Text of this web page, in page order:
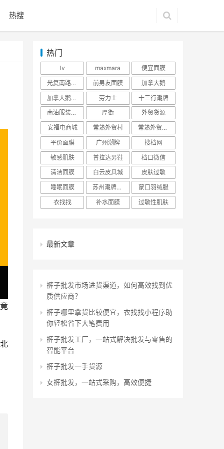
热搜
热门
lv maxmara
便宜面膜
光复南路潮牌
前男友面膜
加拿大鹅
加拿大鹅羽绒服
劳力士
十三行潮牌
南油服装批发市场
厚街
外贸货源
安福电商城
常熟外贸村
常熟外贸村货源
平价面膜
广州潮牌
搜档网
敏感肌肤
普拉达男鞋
档口微信
清洁面膜
白云皮具城
皮肤过敏
睡眠面膜
苏州潮牌货源
蒙口羽绒服
衣找找
补水面膜 过敏性肌肤
最新文章
裤子批发市场进货渠道，如何高效找到优
质供应商？
裤子哪里拿货比较便宜，衣找找小程序助
你轻松省下大笔费用
裤子批发工厂，一站式解决批发与零售的
智能平台
裤子批发一手货源
女裤批发，一站式采购，高效便捷